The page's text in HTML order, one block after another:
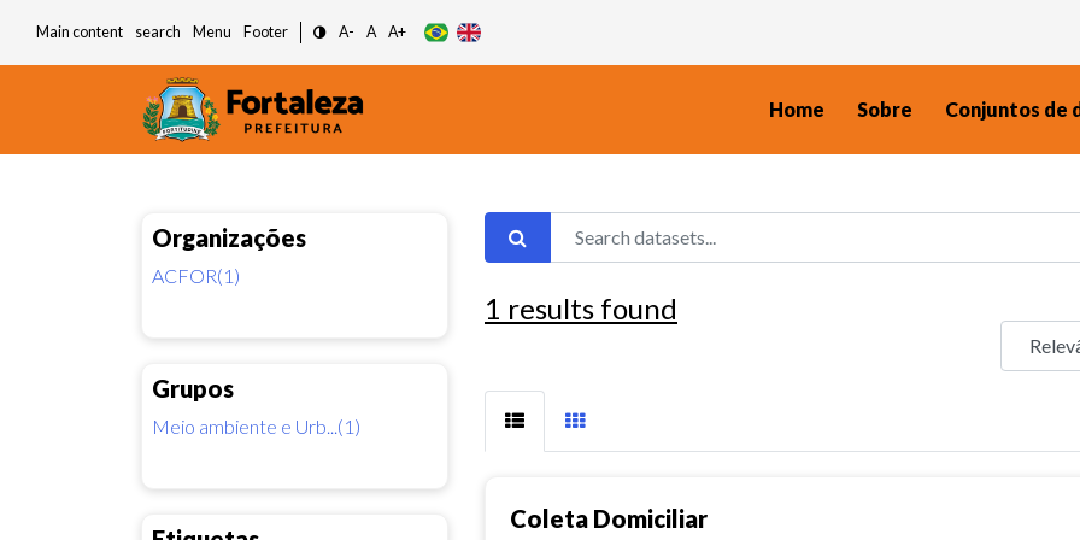
Main content search Menu Footer A- A A+
Home Sobre Conjuntos de
Organizações
ACFOR(1)
Grupos
Meio ambiente e Urb...(1)
1 results found
Coleta Domiciliar